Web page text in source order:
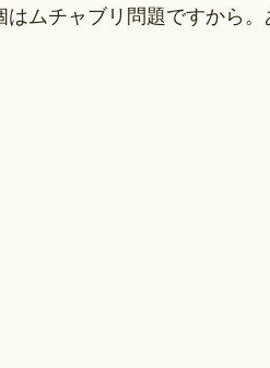
はムチャブリ問題ですから。